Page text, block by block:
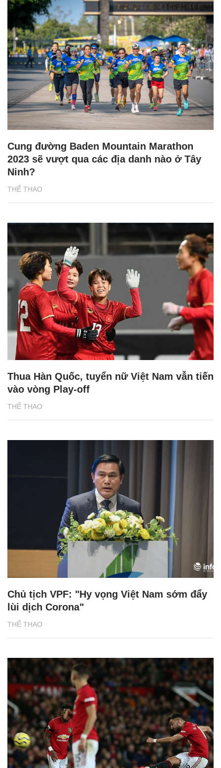
THỂ THAO
Cung đường Baden Mountain Marathon
2023 sẽ vượt qua các địa danh nào ở Tây
Ninh?
THỂ THAO
Thua Hàn Quốc, tuyển nữ Việt Nam vẫn tiến
vào vòng Play-off
THỂ THAO
Chủ tịch VPF: "Hy vọng Việt Nam sớm đẩy
lùi dịch Corona"